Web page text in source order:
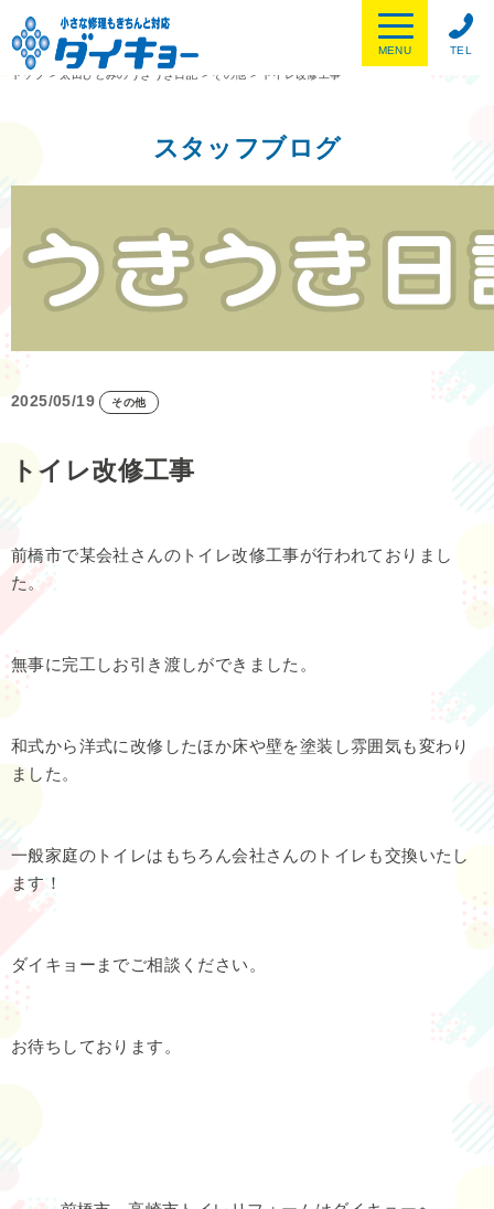
TEL
MENU
トップ
> 太田ひとみのうきうき日記 > その他 > トイレ改修工事
スタッフブログ
2025/05/19 その他
トイレ改修工事
前橋市で某会社さんのトイレ改修工事が行われておりまし
た。
無事に完工しお引き渡しができました。
和式から洋式に改修したほか床や壁を塗装し雰囲気も変わり
ました。
一般家庭のトイレはもちろん会社さんのトイレも交換いたし
ます！
ダイキョーまでご相談ください。
お待ちしております。